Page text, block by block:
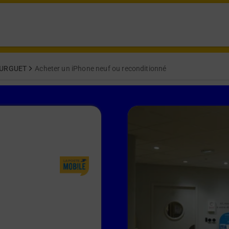
Acheter un iPhone neuf ou reconditionné